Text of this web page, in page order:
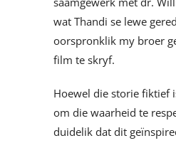
wat Thandi se lewe
oorspronklik my broer
film te skryf.
Hoewel die storie fiktief
om die waarheid te
duidelik dat dit